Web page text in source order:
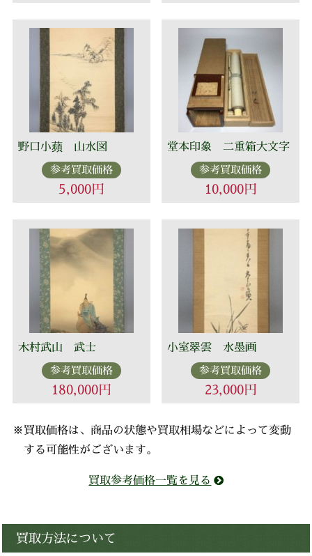
野口小蘋 山水図
参考買取価格
5,000円
堂本印象 二重箱大文字
参考買取価格
10,000円
木村武山 武士
参考買取価格
180,000円
小室翠雲 水墨画
参考買取価格
23,000円
※買取価格は、商品の状態や買取相場などによって変動
する可能性がございます。
買取参考価格一覧を見る
買取方法について